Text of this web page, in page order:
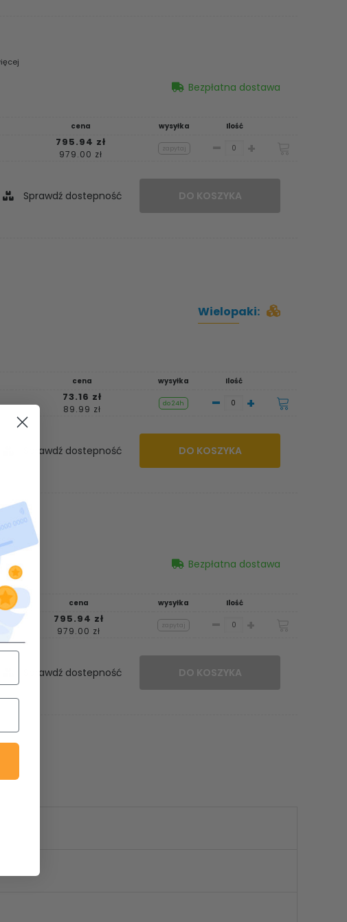
Bezpłatna dostawa
cena wysyłka Ilość
795.94 zł
979.00 zł zapytaj - +
Sprawdź dostepność DO KOSZYKA
Wielopaki:
cena wysyłka Ilość
73.16 zł
89.99 zł do 24h - +
Sprawdź dostepność DO KOSZYKA
Bezpłatna dostawa
cena wysyłka Ilość
795.94 zł
979.00 zł zapytaj - +
Sprawdź dostepność DO KOSZYKA